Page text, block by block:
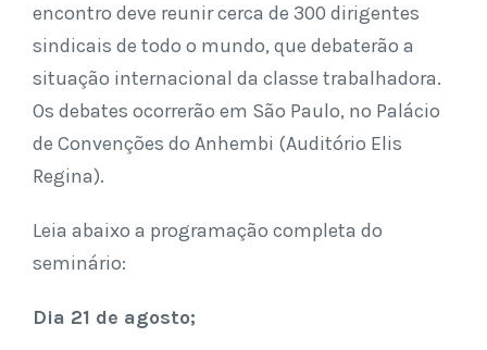
encontro deve reunir cerca de 300 dirigentes
sindicais de todo o mundo, que debaterão a
situação internacional da classe trabalhadora.
Os debates ocorrerão em São Paulo, no Palácio
de Convenções do Anhembi (Auditório Elis
Regina).
Leia abaixo a programação completa do
seminário:
Dia 21 de agosto;